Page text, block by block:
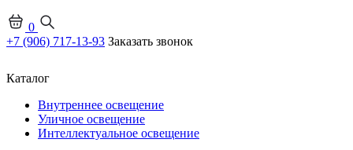
0
+7 (906) 717-13-93 Заказать звонок
Каталог
Внутреннее освещение
Уличное освещение
Интеллектуальное освещение